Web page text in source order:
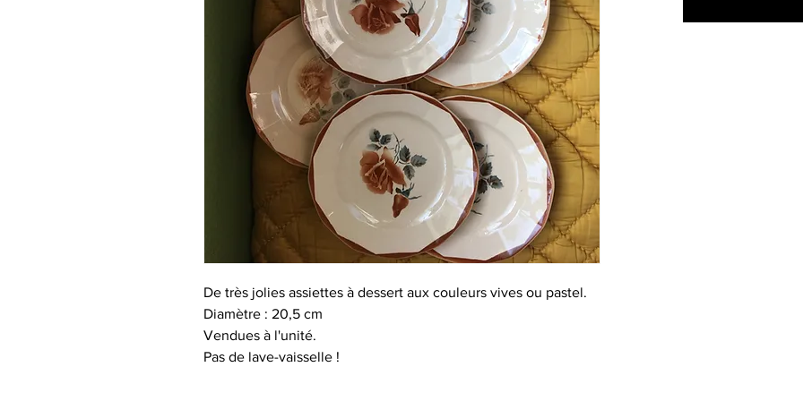
De très jolies assiettes à dessert aux couleurs vives ou pastel.
Diamètre : 20,5 cm
Vendues à l'unité.
Pas de lave-vaisselle !